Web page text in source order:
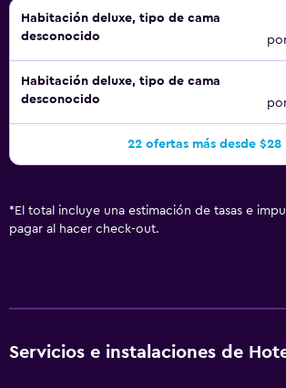
Habitación deluxe, tipo de cama
desconocido
Habitación deluxe, tipo de cama
desconocido
22 ofertas más desde $28
* El total incluye una estimación de tasas e
pagar al hacer check-out.
Servicios e instalaciones de